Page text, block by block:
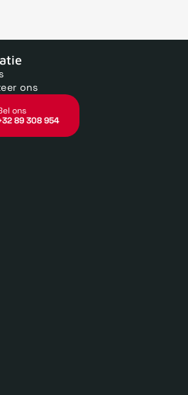
15uur besteld, zelfde dag verstuurd
ons
ons
89 308 954